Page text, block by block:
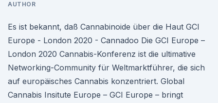
AUTHOR
Es ist bekannt, daß Cannabinoide über die Haut GCI
Europe - London 2020 - Cannadoo Die GCI Europe –
London 2020 Cannabis-Konferenz ist die ultimative
Networking-Community für Weltmarktführer, die sich
auf europäisches Cannabis konzentriert. Global
Cannabis Insitute Europe – GCI Europe – bringt